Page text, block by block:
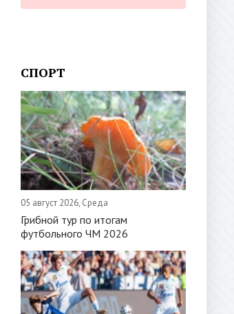
СПОРТ
05 август 2026, Среда
Грибной тур по итогам
футбольного ЧМ 2026